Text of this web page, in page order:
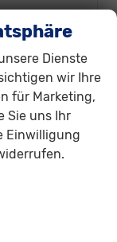
Dienste
wir Ihre
für Marketing,
Sie uns Ihr
Einwilligung